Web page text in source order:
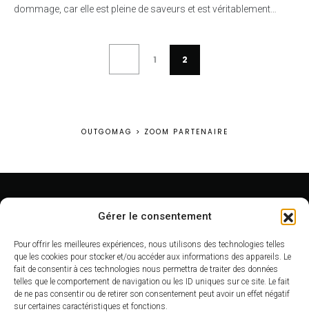
Gérer le consentement
Pour offrir les meilleures expériences, nous utilisons des technologies telles
que les cookies pour stocker et/ou accéder aux informations des appareils. Le
fait de consentir à ces technologies nous permettra de traiter des données
telles que le comportement de navigation ou les ID uniques sur ce site. Le fait
de ne pas consentir ou de retirer son consentement peut avoir un effet négatif
sur certaines caractéristiques et fonctions.
dommage, car elle est pleine de saveurs et est véritablement…
1 2
OUTGOMAG > ZOOM PARTENAIRE
A propos
Arrondissement
Monuments de Paris